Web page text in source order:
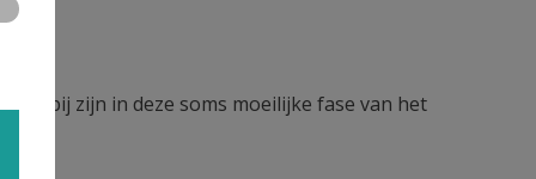
nabij zijn in deze soms moeilijke fase van het